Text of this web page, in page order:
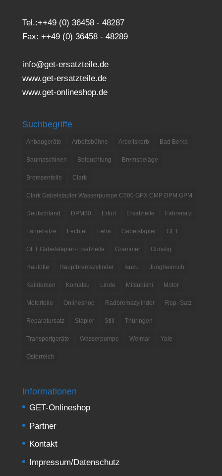
Tel.:++49 (0) 36458 - 48287
Fax: ++49 (0) 36458 - 48289
info@get-ersatzteile.de
www.get-ersatzteile.de
www.get-onlineshop.de
Suchbegriffe
Anbaugeräte Arbeitsbühne Arbeitskorb Bad Berka
Baumaschinen Beleuchtung Bremsbeläge
Bremsenteile Clark
Clark Gabelstapler Wasserpumpe C500 GPX CMP DPM GPM
Deutschland DPM30 Erfurt Ersatzteile Fahrersitz
Fahrersitze Fechtel Fetra Gabelstapler GET
GET Gabelstapler-Ersatzteile Grammer Günstig
Haulotte Hauptbremszylinder Isuzu Jungheinrich
Keilriemen Komatsu Linde Mitsubishi Motor
Motorteile Onlineshop Radbremszylinder Rep.-Satz
Reparatursatz Stapler Still Thüringen
Transportgeräte Wasserpumpe Weimar Yale
Österreich
Informationen
GET-Onlineshop
Partner
Kontakt
Impressum/Datenschutz